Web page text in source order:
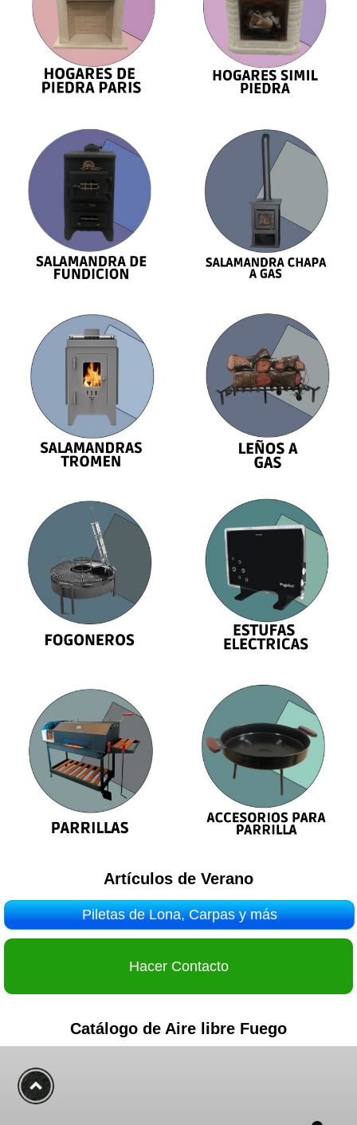
Hacer Contacto
Artículos de Verano
Piletas de Lona, Carpas y más
Hacer Contacto
Catálogo de Aire libre Fuego